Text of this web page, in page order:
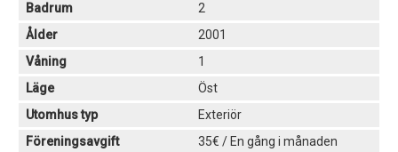
Badrum
2
Ålder
2001
Våning
1
Läge
Öst
Utomhus typ
Exteriör
Föreningsavgift
35€ / En gång i månaden